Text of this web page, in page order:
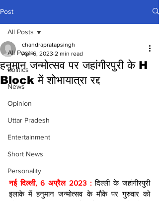
Post
All Posts
Politics
News
Opinion
Uttar Pradesh
Entertainment
Short News
Personality
All Posts
हनुमान जन्मोत्सव पर जहांगीरपुरी के H
Block में शोभायात्रा रद्द
chandrapratapsingh
Apr 6, 2023 2 min read
नई दिल्ली, 6 अप्रैल 2023 : दिल्ली के जहांगीरपुरी
इलाके में हनुमान जन्मोत्सव के मौके पर गुरुवार को